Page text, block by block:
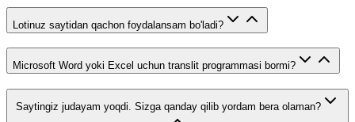
Lotinuz saytidan qachon foydalansam bo'ladi?
Microsoft Word yoki Excel uchun translit programmasi bormi?
Saytingiz judayam yoqdi. Sizga qanday qilib yordam bera olaman?